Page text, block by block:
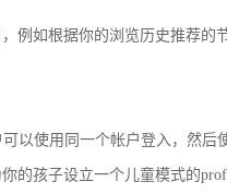
例如根据你的浏览历史推荐的
以使用同一个帐户登入，然
的孩子设立一个儿童模式的